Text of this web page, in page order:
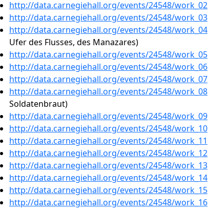
http://data.carnegiehall.org/events/24548/work_02
http://data.carnegiehall.org/events/24548/work_03
http://data.carnegiehall.org/events/24548/work_04
Ufer des Flusses, des Manazares)
http://data.carnegiehall.org/events/24548/work_05
http://data.carnegiehall.org/events/24548/work_06
http://data.carnegiehall.org/events/24548/work_07
http://data.carnegiehall.org/events/24548/work_08
Soldatenbraut)
http://data.carnegiehall.org/events/24548/work_09
http://data.carnegiehall.org/events/24548/work_10
http://data.carnegiehall.org/events/24548/work_11
http://data.carnegiehall.org/events/24548/work_12
http://data.carnegiehall.org/events/24548/work_13
http://data.carnegiehall.org/events/24548/work_14
http://data.carnegiehall.org/events/24548/work_15
http://data.carnegiehall.org/events/24548/work_16